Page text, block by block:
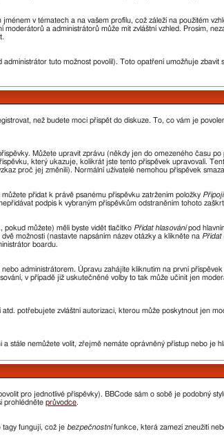
v tématech a na vašem profilu, což záleží na použitém
a administrátorů může mít zvláštní vzhled. Prosím,
tuto možnost povolil). Toto opatření umožňuje
než budete moci přispět do diskuze. To, co vám je
Můžete upravit zprávu (někdy jen do omezeného času
který ukazuje, kolikrát jste tento příspěvek upravovali.
proč jej změnili). Normální uživatelé nemohou příspěvek
můžete přidat k právě psanému příspěvku zatržením položky
podpis k vybraným příspěvkům odstraněním tohoto
pokud můžete) měli byste vidět tlačítko Přidat hlasovánípod
možnosti (nastavte napsáním název otázky a klikněte na Přidat
boardu.
administrátorem. Úpravu zahájíte kliknutím na první
v případě již uskutečněné volby to tak může učinit jen
potřebujete zvláštní autorizaci, kterou může poskytnout jen
stále nemůžete volit, zřejmě nemáte oprávněný přístup nebo je
pro jednotlivé příspěvky). BBCode sám o sobě je podobný
prohlédněte průvodce.
tagy fungují, což je bezpečnostnífunkce, která zamezí zneužití